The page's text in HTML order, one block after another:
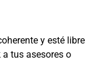
y esté libre
a tus asesores o